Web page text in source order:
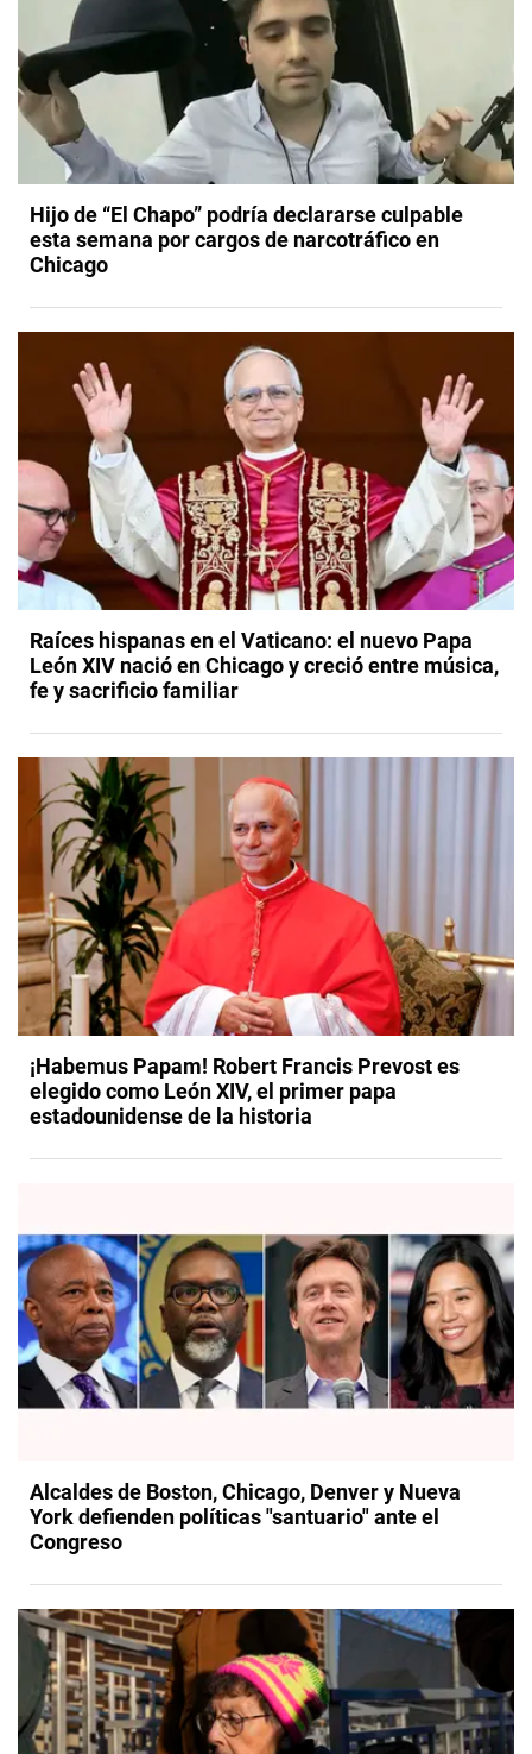
Hijo de “El Chapo” podría declararse culpable
esta semana por cargos de narcotráfico en
Chicago
Raíces hispanas en el Vaticano: el nuevo Papa
León XIV nació en Chicago y creció entre música,
fe y sacrificio familiar
​¡Habemus Papam! Robert Francis Prevost es
elegido como León XIV, el primer papa
estadounidense de la historia​
Alcaldes de Boston, Chicago, Denver y Nueva
York defienden políticas "santuario" ante el
Congreso